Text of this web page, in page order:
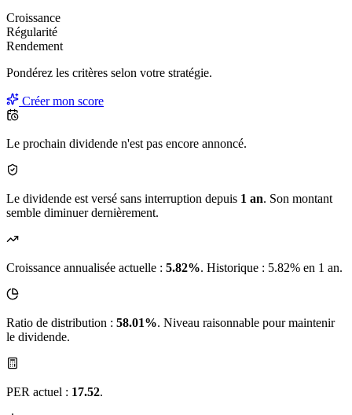
Croissance
Régularité
Rendement
Pondérez les critères selon votre stratégie.
Créer mon score
Le prochain dividende n'est pas encore annoncé.
Le dividende est versé sans interruption depuis 1 an. Son montant
semble diminuer dernièrement.
Croissance annualisée actuelle : 5.82%. Historique : 5.82% en 1 an.
Ratio de distribution : 58.01%. Niveau raisonnable pour maintenir
le dividende.
PER actuel : 17.52.